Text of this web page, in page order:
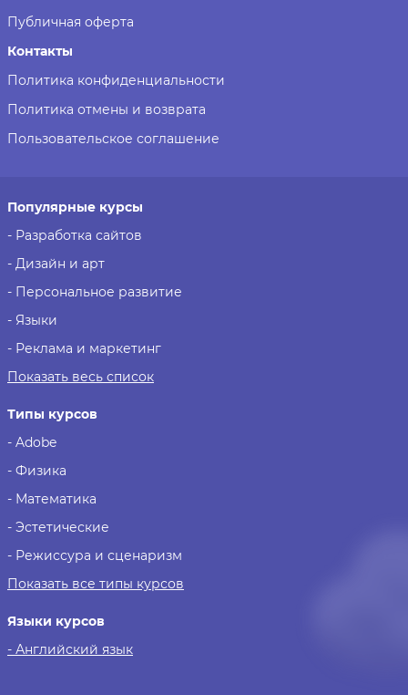
Публичная оферта
Контакты
Политика конфиденциальности
Политика отмены и возврата
Пользовательское соглашение
Популярные курсы
- Разработка сайтов
- Дизайн и арт
- Персональное развитие
- Языки
- Реклама и маркетинг
Показать весь список
Типы курсов
- Adobe
- Физика
- Математика
- Эстетические
- Режиссура и сценаризм
Показать все типы курсов
Языки курсов
- Английский язык